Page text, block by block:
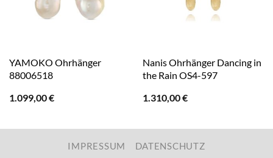
YAMOKO Ohrhänger
88006518
1.099,00€
Nanis Ohrhänger Dancing in
the Rain OS4-597
1.310,00€
IMPRESSUM DATENSCHUTZ